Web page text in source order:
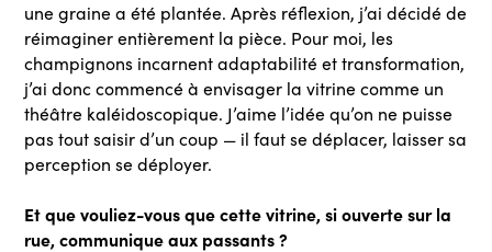
une graine a été plantée. Après réflexion, j’ai décidé de
réimaginer entièrement la pièce. Pour moi, les
champignons incarnent adaptabilité et transformation,
j’ai donc commencé à envisager la vitrine comme un
théâtre kaléidoscopique. J’aime l’idée qu’on ne puisse
pas tout saisir d’un coup — il faut se déplacer, laisser sa
perception se déployer.
Et que vouliez-vous que cette vitrine, si ouverte sur la
rue, communique aux passants ?